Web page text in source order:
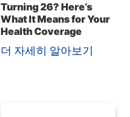
Turning 26? Here’s
What It Means for Your
Health Coverage
더 자세히 알아보기